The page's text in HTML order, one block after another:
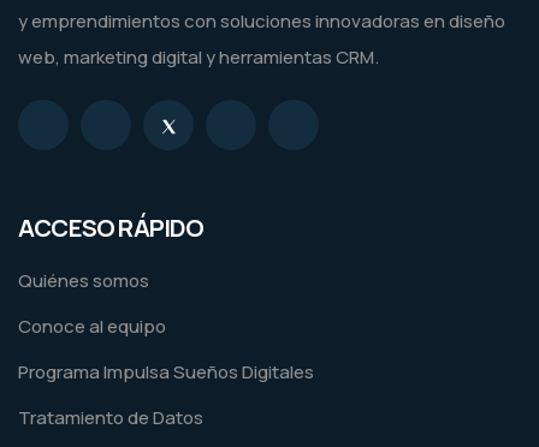
y emprendimientos con soluciones innovadoras en diseño
web, marketing digital y herramientas CRM.
ACCESO RÁPIDO
Quiénes somos
Conoce al equipo
Programa Impulsa Sueños Digitales
Tratamiento de Datos